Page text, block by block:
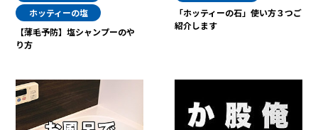
ホッティーの塩
【薄毛予防】塩シャンプーのや
り方
「ホッティーの石」使い方３つご
紹介します